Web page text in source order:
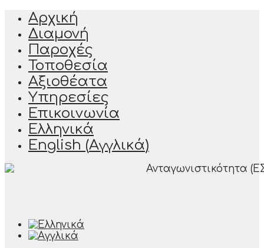
Αρχική
Διαμονή
Παροχές
Τοποθεσία
Αξιοθέατα
Υπηρεσίες
Επικοινωνία
Ελληνικά
English (Αγγλικά)